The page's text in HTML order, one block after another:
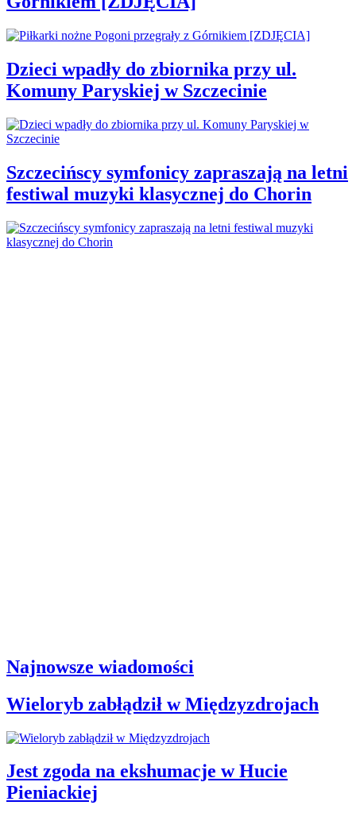
Dzieci wpadły do zbiornika przy ul.
Komuny Paryskiej w Szczecinie
Szczecińscy symfonicy zapraszają na letni
festiwal muzyki klasycznej do Chorin
Najnowsze wiadomości
Wieloryb zabłądził w Międzyzdrojach
Jest zgoda na ekshumacje w Hucie
Pieniackiej